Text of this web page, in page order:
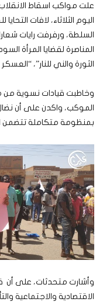
علت مواكب اسقاط
اليوم الثلاثاء، لافات
السلطة، ورفرفت رايات
المناصرة لقضايا المرأة
الثورة والني للنار”،
وخاطبت قيادات نسوية
الموكب، واكدن على أن
بمنظومة متكاملة تتضمن
وأشارت متحدثات، على أن
الاقتصادية والاجتماعية